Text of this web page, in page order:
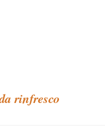
rinfresco